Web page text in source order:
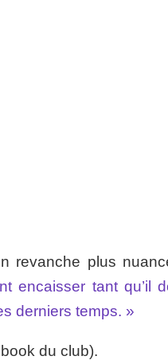
revanche plus
encaisser tant qu’il
derniers temps. »
du club).